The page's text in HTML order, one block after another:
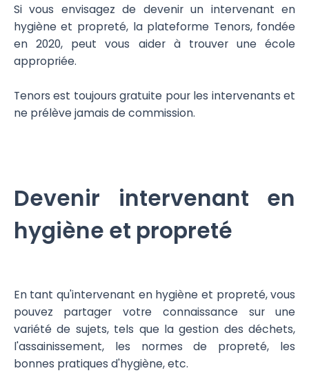
Si vous envisagez de devenir un intervenant en
hygiène et propreté, la plateforme Tenors, fondée
en 2020, peut vous aider à trouver une école
appropriée.
Tenors est toujours gratuite pour les intervenants et
ne prélève jamais de commission.
Devenir intervenant en
hygiène et propreté
En tant qu'intervenant en hygiène et propreté, vous
pouvez partager votre connaissance sur une
variété de sujets, tels que la gestion des déchets,
l'assainissement, les normes de propreté, les
bonnes pratiques d'hygiène, etc.